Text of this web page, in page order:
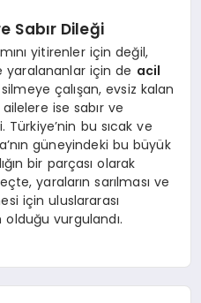
Sabır Dileği
yitirenler için değil,
yaralananlar için de acil
çalışan, evsiz kalan
ise sabır ve
bu sıcak ve
güneyindeki bu büyük
bir parçası olarak
yaraların sarılması ve
için uluslararası
vurgulandı.